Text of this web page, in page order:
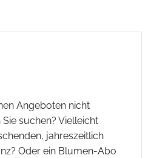
Angeboten nicht
suchen? Vielleicht
jahreszeitlich
Oder ein Blumen-Abo